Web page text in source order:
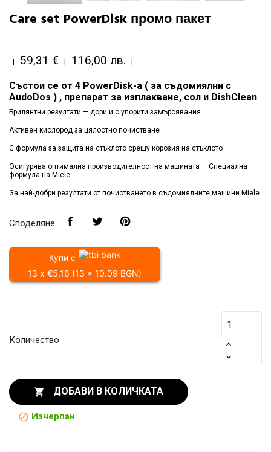
Care set PowerDisk промо пакет
| 59,31 € | 116,00 лв. |
Състои се от 4 PowerDisk-а ( за съдомиялни с
AudoDos ) , препарат за изплакване, сол и DishClean
Брилянтни резултати — дори и с упорити замърсявания
Активен кислород за цялостно почистване
С формула за защита на стъклото срещу корозия на стъклото
Осигурява оптимална производителност на машината — Специална
формула на Miele
За най-добри резултати от почистването в съдомиялните машини Miele
Споделяне
Купи с
13 x €5.16 (13 x 10.09 BGN)
Количество
 ДОБАВИ В КОЛИЧКАТА
 Изчерпан